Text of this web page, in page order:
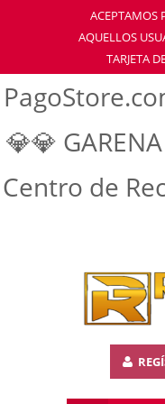
ACEPTAMOS
AQUELLOS
TARJETA
💎💎
Centro de